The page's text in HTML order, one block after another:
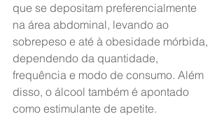
que se depositam preferencialmente
na área abdominal, levando ao
sobrepeso e até à obesidade mórbida,
dependendo da quantidade,
frequência e modo de consumo. Além
disso, o álcool também é apontado
como estimulante de apetite.